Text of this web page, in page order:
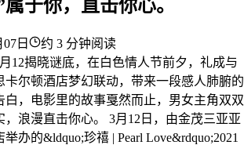
于你，直击你心。
日 约 3 分钟阅读
12揭晓谜底，在白色情人节前夕，礼成与
卡尔顿酒店梦幻联动，带来一段感人肺腑的
白，电影里的故事戛然而止，男女主角双双
，浪漫直击你心。 3月12日，由金茂三亚亚
办的&ldquo;珍禧 | Pearl Love&rdquo;2021